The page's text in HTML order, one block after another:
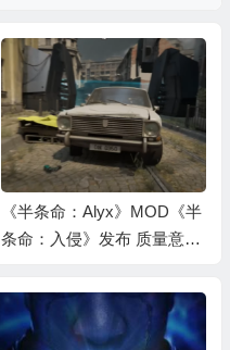
《半条命：Alyx》MOD《半
条命：入侵》发布 质量意与